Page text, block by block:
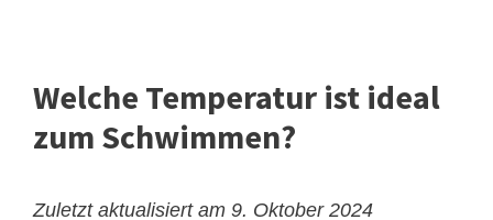
Welche Temperatur ist ideal
zum Schwimmen?
Zuletzt aktualisiert am 9. Oktober 2024